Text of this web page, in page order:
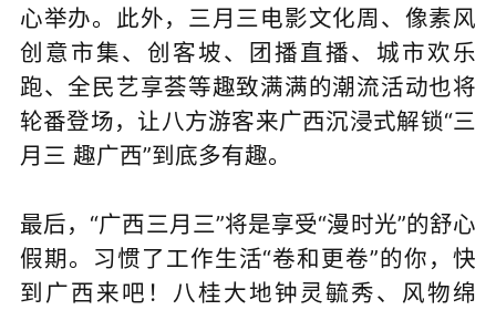
心举办。此外，三月三电影文化周、像素风
创意市集、创客坡、团播直播、城市欢乐
跑、全民艺享荟等趣致满满的潮流活动也将
轮番登场，让八方游客来广西沉浸式解锁“三
月三 趣广西”到底多有趣。
最后，“广西三月三”将是享受“漫时光”的舒心
假期。习惯了工作生活“卷和更卷”的你，快
到广西来吧！八桂大地钟灵毓秀、风物绵